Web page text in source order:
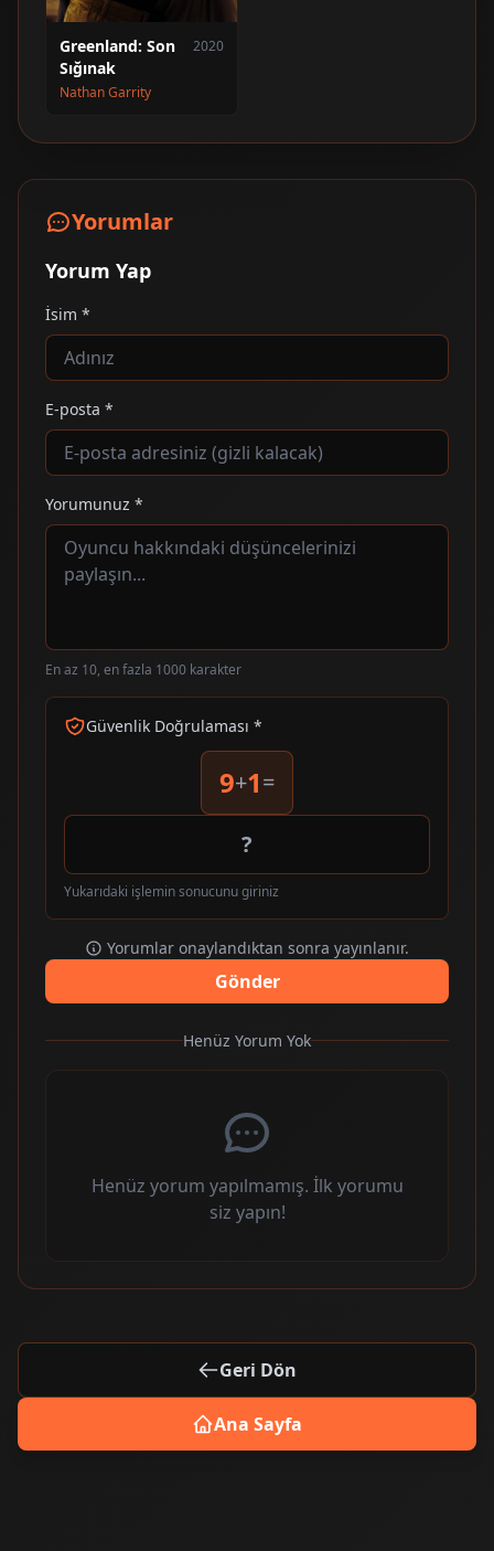
Greenland: Son
Sığınak
2020
Nathan Garrity
Yorumlar
Yorum Yap
İsim *
E-posta *
Yorumunuz *
En az 10, en fazla 1000 karakter
Güvenlik Doğrulaması *
9+1=
Yukarıdaki işlemin sonucunu giriniz
Yorumlar onaylandıktan sonra yayınlanır.
Gönder
Henüz Yorum Yok
Henüz yorum yapılmamış. İlk yorumu
siz yapın!
Geri Dön
Ana Sayfa